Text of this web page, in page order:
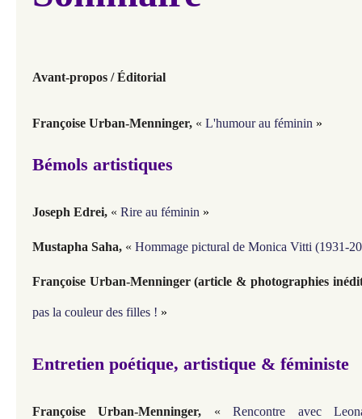
Avant-propos /Éditorial
Françoise Urban-Menninger, « L'humour au féminin »
Bémols artistiques
Joseph Edrei, « Rire au féminin »
Mustapha Saha, « Hommage pictural de Monica Vitti (1931-
Françoise Urban-Menninger (article & photographies
pas la couleur des filles ! »
Entretien poétique, artistique & féministe
Françoise Urban-Menninger, «Rencontre avec